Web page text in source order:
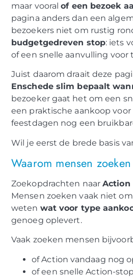
maar vooralof een bezoek
pagina anders dan een
bezoekers niet om rustig
budgetgedreven stop: iets
of een snelle aanvulling voor
Juist daarom draait deze
Enschede slim bepaalt
bezoeker gaat het om een
een praktische aankoop
feestdagen nog een
Wil je eerst de brede basis
Waarom mensen
Zoekopdrachten naar Action
Mensen zoeken vaak niet
weten wat voor type
genoeg oplevert.
Vaak zoeken mensen
of Action vandaag nog
of een snelle Action-